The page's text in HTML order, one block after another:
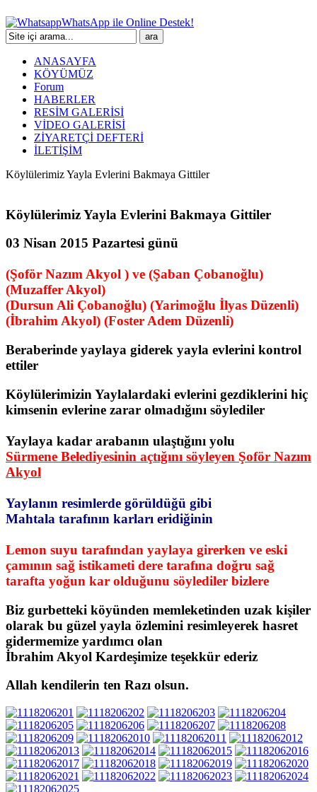
WhatsApp ile Online Destek!
ANASAYFA
KÖYÜMÜZ
Forum
HABERLER
RESİM GALERİSİ
VİDEO GALERİSİ
ZİYARETÇİ DEFTERİ
İLETİŞİM
Köylülerimiz Yayla Evlerini Bakmaya Gittiler
Köylülerimiz Yayla Evlerini Bakmaya Gittiler
03 Nisan 2015 Pazartesi günü
(Şoför Nazım Akyol ) ve (Şaban Çobanoğlu)
(Muzaffer Akyol)
(Dursun Ali Çobanoğlu) (Yarimoğlu İlyas Düzenli)
(İbrahim Akyol) (Foster Adem Düzenli)
Beraberinde yaylaya giderek yayla evlerini kontrol
ettiler
Köylülerimizin Yaylalardaki evlerini gezdiklerini hiç
kimsenin evlerine zarar olmadığını söylediler
Yaylaya kadar arabanın ulaştığını yolu
Sürmene Belediyesinin açtığını söyleyen Şoför Nazım
Akyol
Yaylanın resimlerde görüldüğü gibi
Mahtala tarafının karları eridiğinin
Lemon suyu tarafından yaylaya girerken ve eski
çamının sağ istikameti dere tarafına doğru sağ
tarafta yoğun kar olduğunu söylediler bizlere
Biz gurbetteki köyünden memleketinden uzak kişiler
olarak bu güzel yayla özlemini resimleyerek hasret
gidermemize yardımcı olan
İbrahim Akyol Kardeşimize teşekkür ederiz
Allah kendilerin ten Razı olsun.